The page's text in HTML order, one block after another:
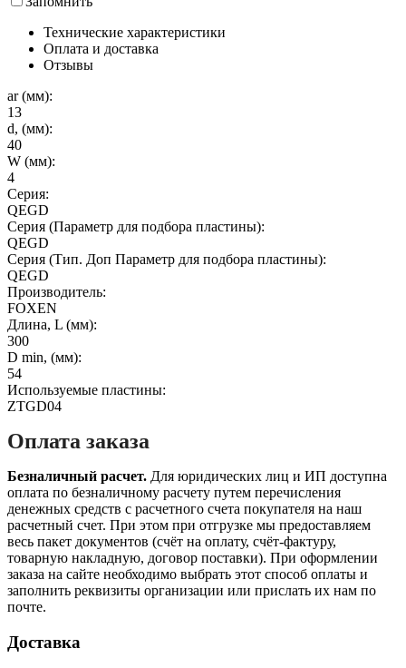
Технические характеристики
Оплата и доставка
Отзывы
ar (мм):
13
d, (мм):
40
W (мм):
4
Серия:
QEGD
Серия (Параметр для подбора пластины):
QEGD
Серия (Тип. Доп Параметр для подбора пластины):
QEGD
Производитель:
FOXEN
Длина, L (мм):
300
D min, (мм):
54
Используемые пластины:
ZTGD04
Оплата заказа
Безналичный расчет. Для юридических лиц и ИП доступна
оплата по безналичному расчету путем перечисления
денежных средств с расчетного счета покупателя на наш
расчетный счет. При этом при отгрузке мы предоставляем
весь пакет документов (счёт на оплату, счёт-фактуру,
товарную накладную, договор поставки). При оформлении
заказа на сайте необходимо выбрать этот способ оплаты и
заполнить реквизиты организации или прислать их нам по
почте.
Доставка